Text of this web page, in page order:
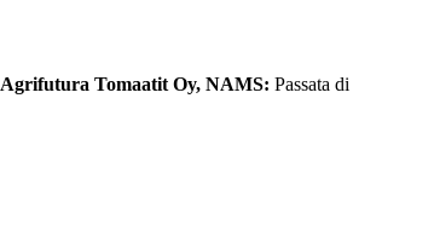
Agrifutura Tomaatit Oy, NAMS: Passata di